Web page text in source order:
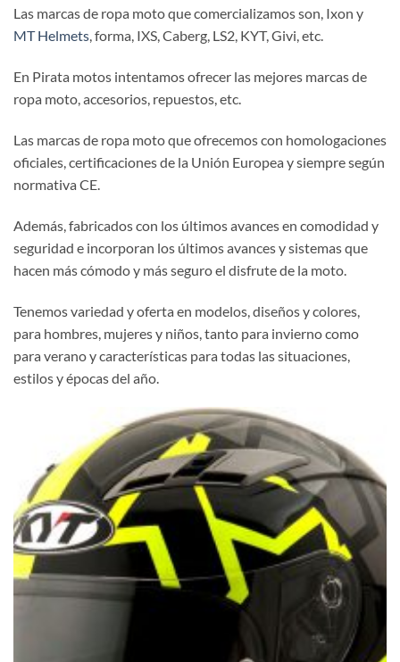
Las marcas de ropa moto que comercializamos son, Ixon y
MT Helmets, forma, IXS, Caberg, LS2, KYT, Givi, etc.
En Pirata motos intentamos ofrecer las mejores marcas de
ropa moto, accesorios, repuestos, etc.
Las marcas de ropa moto que ofrecemos con homologaciones
oficiales, certificaciones de la Unión Europea y siempre según
normativa CE.
Además, fabricados con los últimos avances en comodidad y
seguridad e incorporan los últimos avances y sistemas que
hacen más cómodo y más seguro el disfrute de la moto.
Tenemos variedad y oferta en modelos, diseños y colores,
para hombres, mujeres y niños, tanto para invierno como
para verano y características para todas las situaciones,
estilos y épocas del año.